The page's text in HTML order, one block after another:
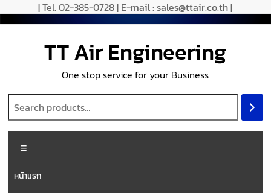
to
| Tel. 02-385-0728 | E-mail : sales@ttair.co.th |
TT Air Engineering
One stop service for your Business
หน้าแรก